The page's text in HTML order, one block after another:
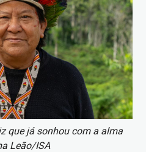
que já sonhou com a alma
Leão/ISA